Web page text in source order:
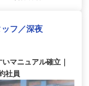
フ／深夜
マニュアル確立｜
社員